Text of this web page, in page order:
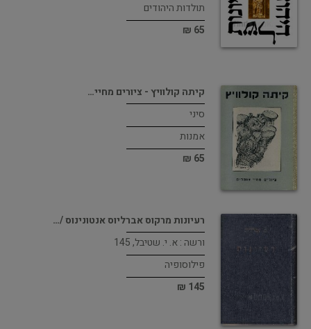
תולדות היהודים
65 ₪
קיתה קולוויץ - ציורים מחיי…
סיני
אמנות
65 ₪
רעיונות מרקוס אברליוס אנטונינוס /…
ורשה : א. י. שטיבל, 145
פילוסופיה
145 ₪